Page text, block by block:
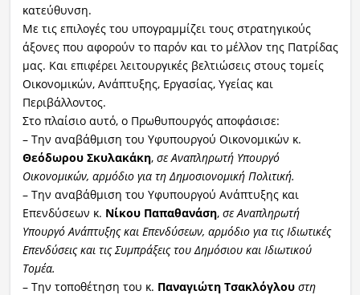
κατεύθυνση.
Με τις επιλογές του υπογραμμίζει τους στρατηγικούς
άξονες που αφορούν το παρόν και το μέλλον της Πατρίδας
μας. Και επιφέρει λειτουργικές βελτιώσεις στους τομείς
Οικονομικών, Ανάπτυξης, Εργασίας, Υγείας και
Περιβάλλοντος.
Στο πλαίσιο αυτό, ο Πρωθυπουργός αποφάσισε:
– Την αναβάθμιση του Υφυπουργού Οικονομικών κ.
Θεόδωρου Σκυλακάκη, σε Αναπληρωτή Υπουργό
Οικονομικών, αρμόδιο για τη Δημοσιονομική Πολιτική.
– Την αναβάθμιση του Υφυπουργού Ανάπτυξης και
Επενδύσεων κ. Νίκου Παπαθανάση, σε Αναπληρωτή
Υπουργό Ανάπτυξης και Επενδύσεων, αρμόδιο για τις Ιδιωτικές
Επενδύσεις και τις Συμπράξεις του Δημόσιου και Ιδιωτικού
Τομέα.
– Την τοποθέτηση του κ. Παναγιώτη Τσακλόγλου στη